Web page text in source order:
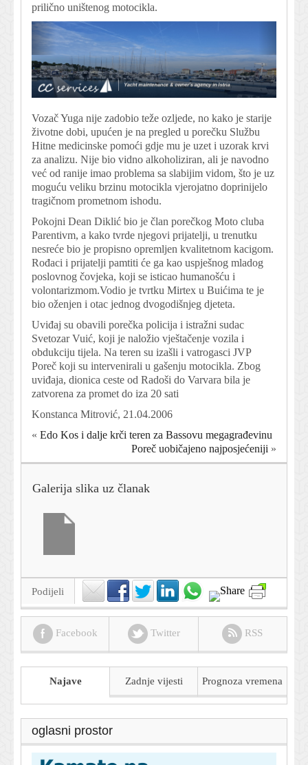
prilično uništenog motocikla.
Vozač Yuga nije zadobio teže ozljede, no kako je starije
životne dobi, upućen je na pregled u porečku Službu
Hitne medicinske pomoći gdje mu je uzet i uzorak krvi
za analizu. Nije bio vidno alkoholiziran, ali je navodno
već od ranije imao problema sa slabijim vidom, što je uz
moguću veliku brzinu motocikla vjerojatno doprinijelo
tragičnom prometnom ishodu.
Pokojni Dean Diklić bio je član porečkog Moto cluba
Parentivm, a kako tvrde njegovi prijatelji, u trenutku
nesreće bio je propisno opremljen kvalitetnom kacigom.
Rođaci i prijatelji pamtiti će ga kao uspješnog mladog
poslovnog čovjeka, koji se isticao humanošću i
volontarizmom.Vodio je tvrtku Mirtex u Buićima te je
bio oženjen i otac jednog dvogodišnjeg djeteta.
Uviđaj su obavili porečka policija i istražni sudac
Svetozar Vuić, koji je naložio vještačenje vozila i
obdukciju tijela. Na teren su izašli i vatrogasci JVP
Poreč koji su intervenirali u gašenju motocikla. Zbog
uviđaja, dionica ceste od Radoši do Varvara bila je
zatvorena za promet do iza 20 sati
Konstanca Mitrović, 21.04.2006
« Edo Kos i dalje krči teren za Bassovu megagrađevinu
Poreč uobičajeno najposjećeniji »
Galerija slika uz članak
Podijeli
Facebook Twitter RSS
Najave Zadnje vijesti Prognoza vremena
oglasni prostor